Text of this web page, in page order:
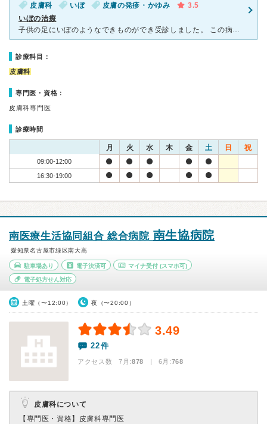
皮膚科 いぼ 皮膚の発疹・かゆみ
3.5
いぼの治療
子供の足にいぼのようなできものができ受診しました。 この病院は地域では非常に有名らしく近所の方から教えて頂き病院にいきました。初診であるため、簡単なアンケートと症状を記入し待合室で待機していました。
診療科目：
皮膚科
専門医・資格：
皮膚科専門医
診療時間
月 火 水 木 金 土 日 祝
09:00-12:00
16:30-19:00
南医療生活協同組合 総合病院 南生協病院
愛知県名古屋市緑区南大高
駐車場あり 電子決済可 マイナ受付 (スマホ可)
電子処方せん対応
土曜（〜12:00） 夜（〜20:00）
3.49
22件
アクセス数 7月:878 | 6月:768
皮膚科について
【専門医・資格】 皮膚科専門医